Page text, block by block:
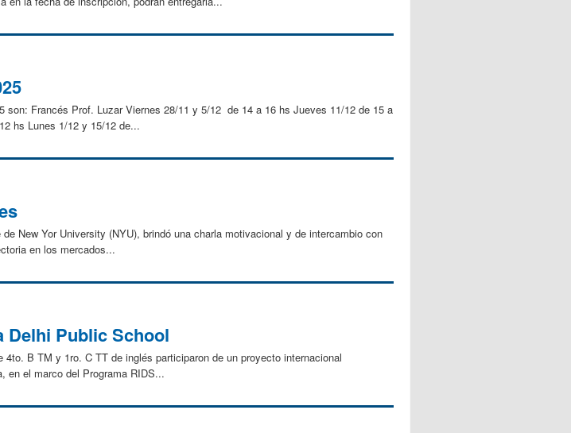
son: Francés Prof. Luzar Viernes 28/11 y 5/12 de 14 a 16 hs Jueves 11/12 de 15 a
hs Lunes 1/12 y 15/12 de...
New Yor University (NYU), brindó una charla motivacional y de intercambio con
en los mercados...
Delhi Public School
B TM y 1ro. C TT de inglés participaron de un proyecto internacional
en el marco del Programa RIDS...